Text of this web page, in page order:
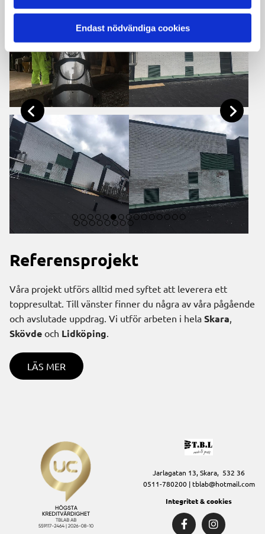
Endast nödvändiga cookies
Referensprojekt
Våra projekt utförs alltid med syftet att leverera ett
toppresultat. Till vänster finner du några av våra pågående
och avslutade uppdrag. Vi utför arbeten i hela Skara
Skövde och Lidköping
LÄS MER
Jarlagatan 13, Skara, 532 36
0511-780200| tblab@hotmail.com
Integritet & cookies